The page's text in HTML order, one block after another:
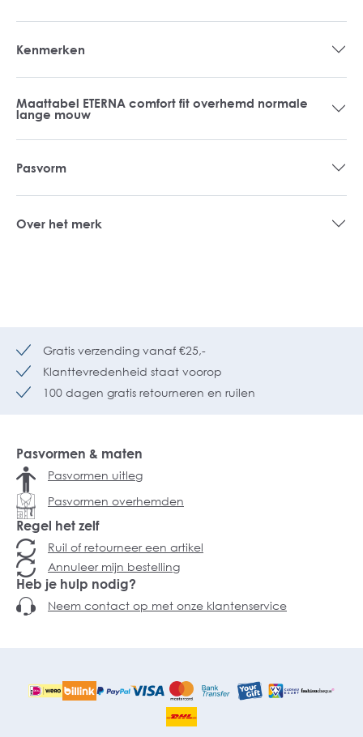
Kenmerken
Maattabel ETERNA comfort fit overhemd normale
lange mouw
Pasvorm
Over het merk
Gratis verzending vanaf €25,-
Klanttevredenheid staat voorop
100 dagen gratis retourneren en ruilen
Pasvormen & maten
Pasvormen uitleg
Pasvormen overhemden
Regel het zelf
Ruil of retourneer een artikel
Annuleer mijn bestelling
Heb je hulp nodig?
Neem contact op met onze klantenservice